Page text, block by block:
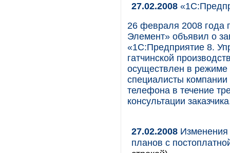
27.02.2008
26 февраля 2008 года
Элемент» объявил о
«1С:Предприятие 8.
гатчинской
осуществлен в режиме
специалисты
телефона в течение
консультации
27.02.2008
планов с